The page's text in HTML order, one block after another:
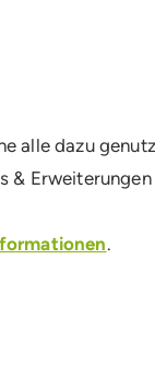
alle dazu
&
.